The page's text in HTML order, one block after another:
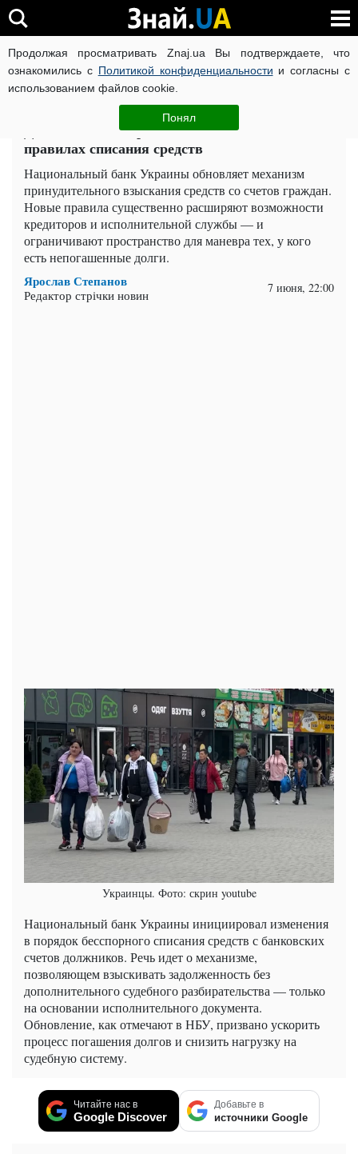
Продолжая просматривать Znaj.ua Вы подтверждаете, что
ознакомились с Политикой конфиденциальности и согласны с
использованием файлов cookie.
Понял
ВОЙНА РОССИИ ПРОТИВ УКРАИНЫ КОРОНАВИРУС В
ЧИТАТИ УКРАЇНСЬКОЮ
Должникам не спрятаться: что меняет НБУ в
правилах списания средств
Национальный банк Украины обновляет механизм
принудительного взыскания средств со счетов граждан.
Новые правила существенно расширяют возможности
кредиторов и исполнительной службы — и
ограничивают пространство для маневра тех, у кого
есть непогашенные долги.
Ярослав Степанов
Редактор стрічки новин 7 июня, 22:00
Украинцы. Фото: скрин youtube
Национальный банк Украины инициировал изменения
в порядок бесспорного списания средств с банковских
счетов должников. Речь идет о механизме,
позволяющем взыскивать задолженность без
дополнительного судебного разбирательства — только
на основании исполнительного документа.
Обновление, как отмечают в НБУ, призвано ускорить
процесс погашения долгов и снизить нагрузку на
судебную систему.
Читайте нас в
Google Discover
Добавьте в
источники Google